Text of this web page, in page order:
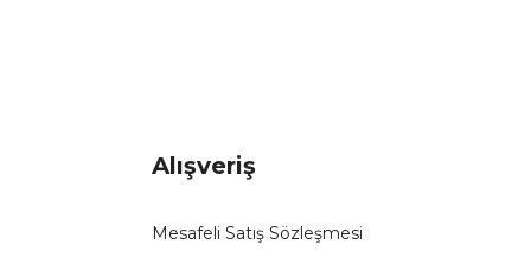
Alışveriş
Mesafeli Satış Sözleşmesi